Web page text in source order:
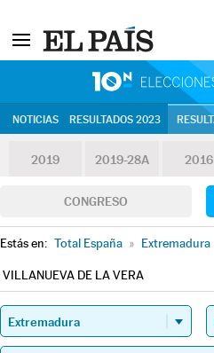
NOTICIAS RESULTADOS 2023
2019 2019-28A 2016
CONGRESO
Estás en: Total España » Extremadura
VILLANUEVA DE LA VERA